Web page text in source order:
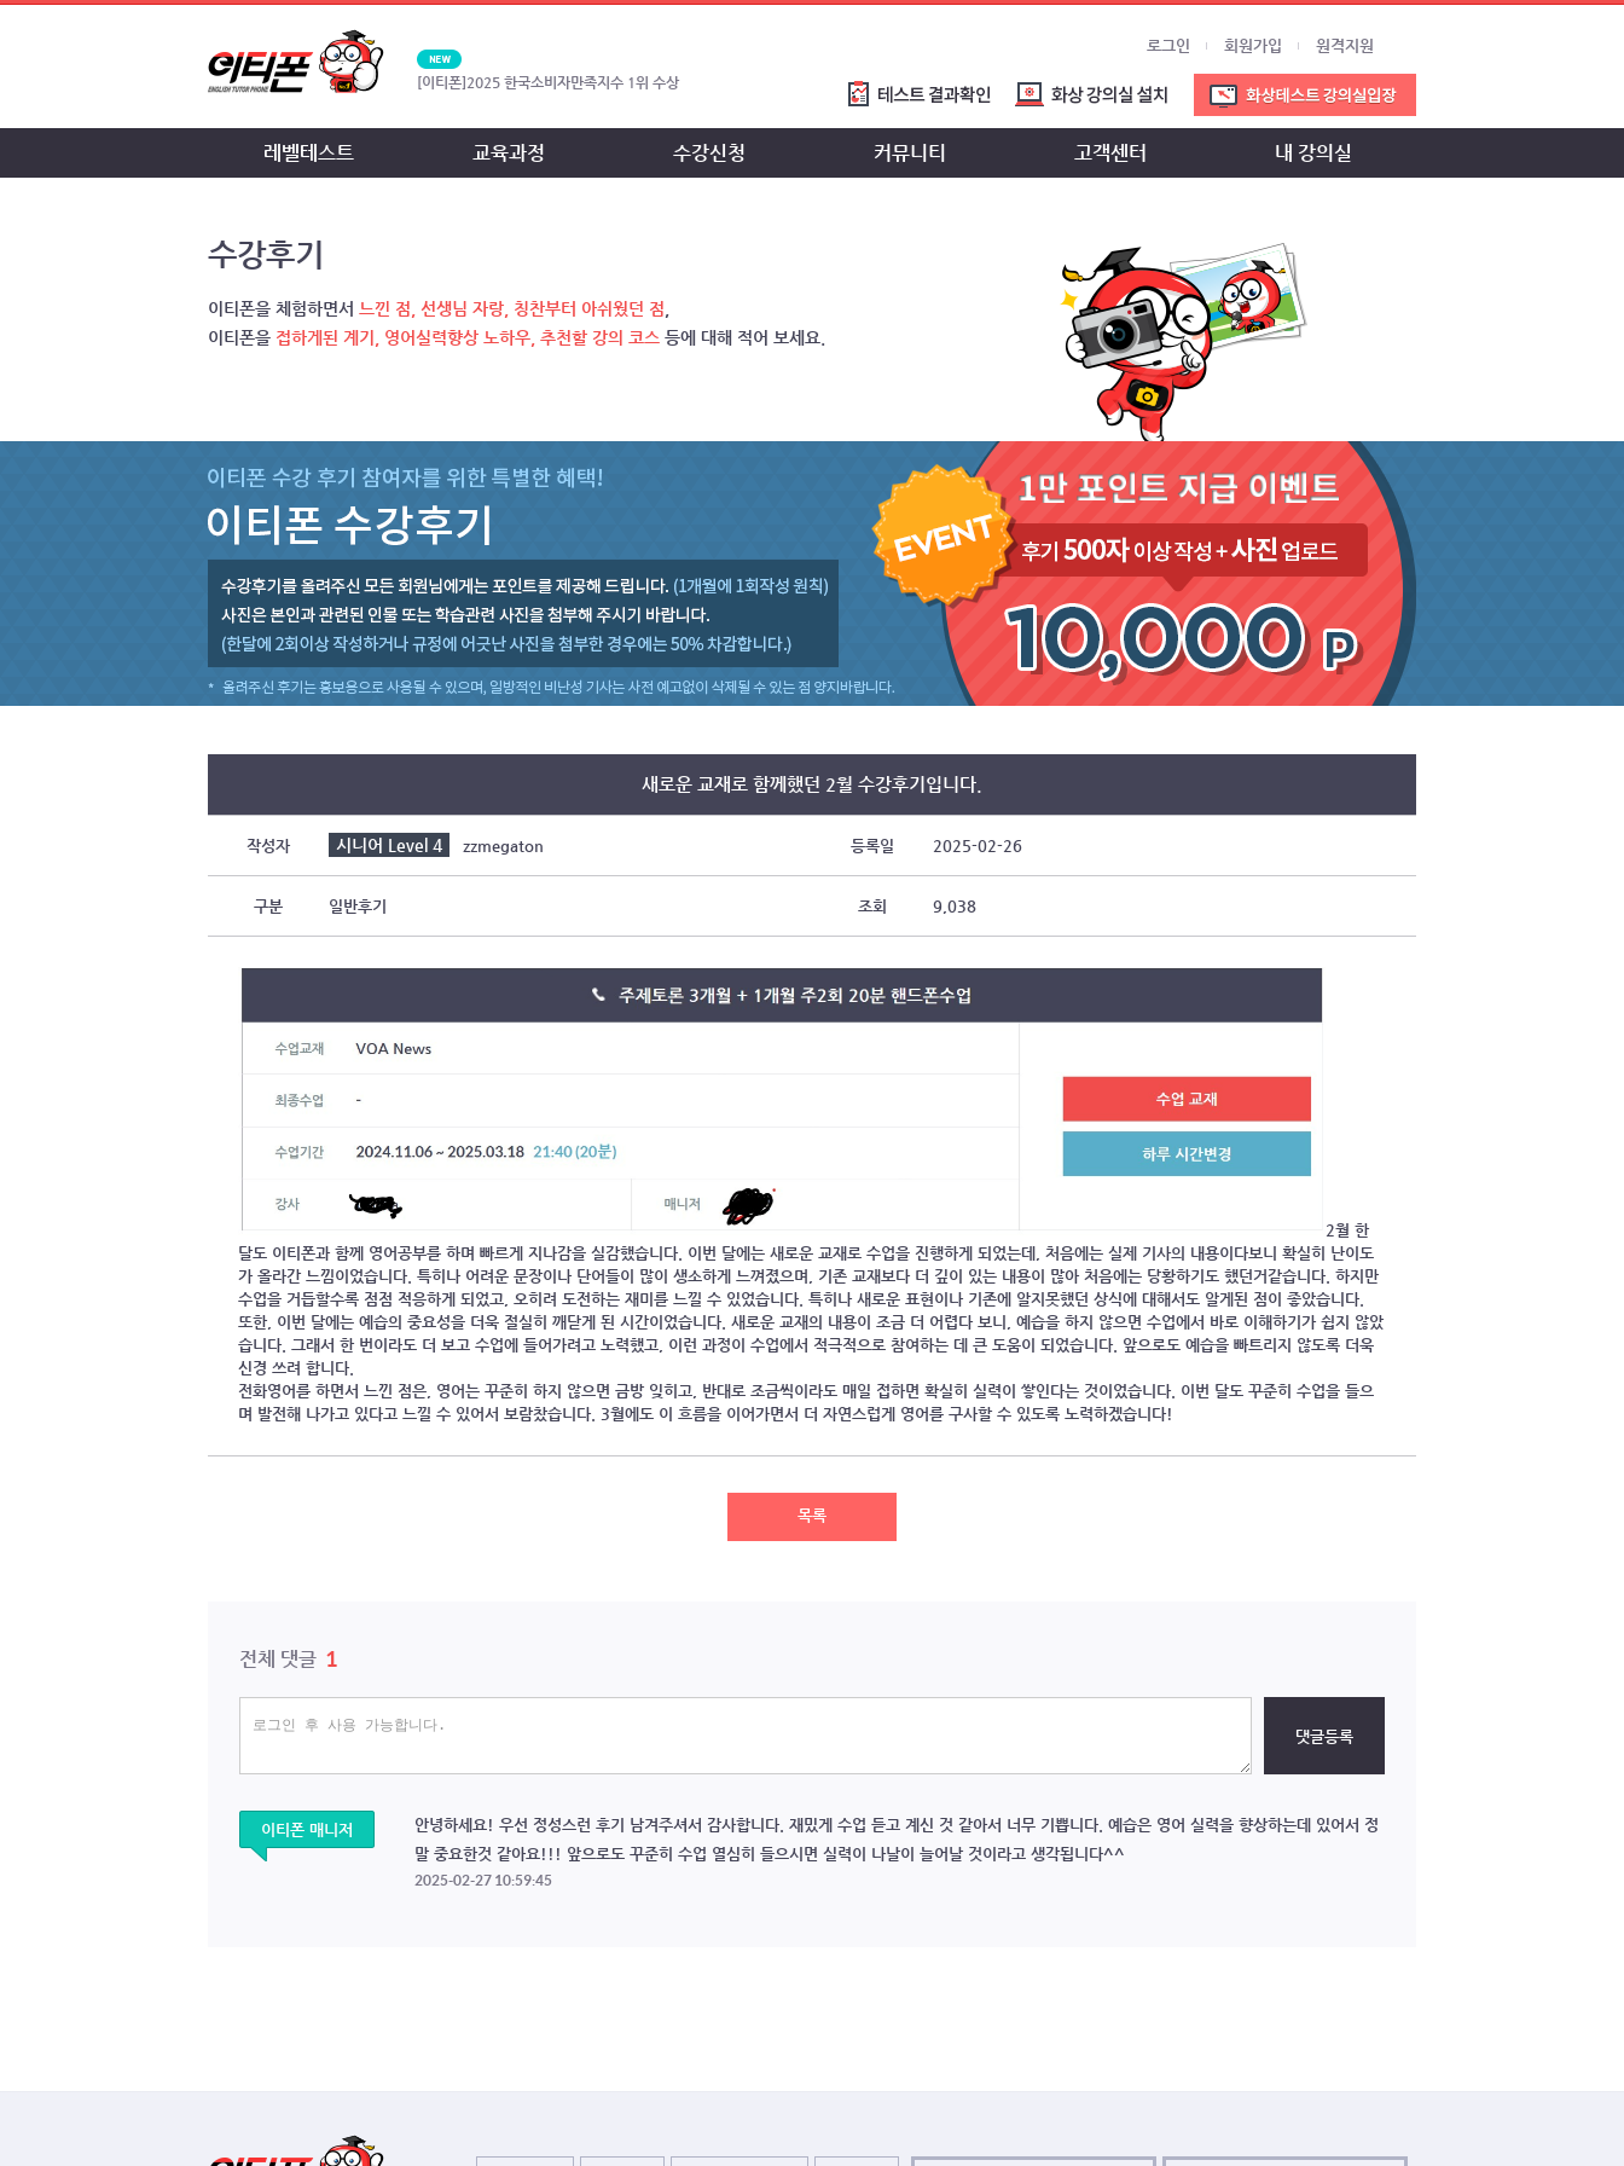
[이티폰] 2025 한국소비자만족지수 1위 수상
2024 한국고객만족도1위 수상
관...
[이티폰]2016한국브랜드선호도1위 수상으로 3관왕 달성!
[공지]2026년 8월 무이자할부 행사 안내
로그인 회원가입 원격지원
레벨테스트 교육과정 수강신청 커뮤니티 고객센터 내 강의실
수강후기
이티폰을 체험하면서 느낀 점, 선생님 자랑, 칭찬부터 아쉬웠던 점
이티폰을 접하게된 계기, 영어실력향상 노하우, 추천할 강의 코스 등에 대해 적어 보세요.
새로운 교재로 함께했던 2월 수강후기입니다.
작성자 시니어 Level 4 zzmegaton 등록일 2025-02-26
구분 일반후기 조회 9,038
2월 한
달도 이티폰과 함께 영어공부를 하며 빠르게 지나감을 실감했습니다. 이번 달에는 새로운 교재로 수업을 진행하게 되었는데, 처음에는 실제 기사의 내용이다보니 확실히 난이도
가 올라간 느낌이었습니다. 특히나 어려운 문장이나 단어들이 많이 생소하게 느껴졌으며, 기존 교재보다 더 깊이 있는 내용이 많아 처음에는 당황하기도 했던거같습니다. 하지만
수업을 거듭할수록 점점 적응하게 되었고, 오히려 도전하는 재미를 느낄 수 있었습니다. 특히나 새로운 표현이나 기존에 알지못했던 상식에 대해서도 알게된 점이 좋았습니다.
또한, 이번 달에는 예습의 중요성을 더욱 절실히 깨닫게 된 시간이었습니다. 새로운 교재의 내용이 조금 더 어렵다 보니, 예습을 하지 않으면 수업에서 바로 이해하기가 쉽지 않았
습니다. 그래서 한 번이라도 더 보고 수업에 들어가려고 노력했고, 이런 과정이 수업에서 적극적으로 참여하는 데 큰 도움이 되었습니다. 앞으로도 예습을 빠트리지 않도록 더욱
신경 쓰려 합니다.
전화영어를 하면서 느낀 점은, 영어는 꾸준히 하지 않으면 금방 잊히고, 반대로 조금씩이라도 매일 접하면 확실히 실력이 쌓인다는 것이었습니다. 이번 달도 꾸준히 수업을 들으
며 발전해 나가고 있다고 느낄 수 있어서 보람찼습니다. 3월에도 이 흐름을 이어가면서 더 자연스럽게 영어를 구사할 수 있도록 노력하겠습니다!
목록
전체 댓글 1
댓글등록
이티폰 매니저
안녕하세요! 우선 정성스런 후기 남겨주셔서 감사합니다. 재밌게 수업 듣고 계신 것 같아서 너무 기쁩니다. 예습은 영어 실력을 향상하는데 있어서 정
말 중요한것 같아요!!! 앞으로도 꾸준히 수업 열심히 들으시면 실력이 나날이 늘어날 것이라고 생각됩니다^^
2025-02-27 10:59:45